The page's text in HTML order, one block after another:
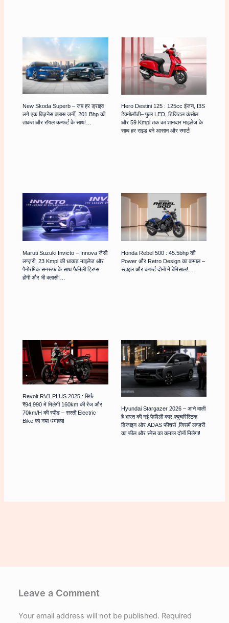
New Skoda Superb – जब हर ड्राइव
लगे एक बिज़नेस क्लास जर्नी, 201 Bhp की
ताकत और रॉयल कम्फर्ट के साथ!…
Hero Destini 125 : 125cc इंजन, I3S
टेक्नोलॉजी– फुल LED, डिजिटल कंसोल
और 59 Kmpl तक का शानदार माइलेज के
साथ हर राइड बने आसान और स्मार्ट!
Maruti Suzuki Invicto – Innova जैसी
लग्ज़री, 23 Kmpl की धाकड़ माइलेज और
पैनोरमिक सनरूफ के साथ फैमिली ट्रिप्स
होंगी और भी क्लासी!…
Honda Rebel 500 : 45.5bhp की
Power और Retro Design का कमाल –
स्टाइल और कंफर्ट दोनों में बेमिसाल!…
Revolt RV1 PLUS 2025 : सिर्फ
₹94,990 में मिलेगी 160km की रेंज और
70km/h की स्पीड – सस्ती Electric
Bike का नया धमाका!
Hyundai Stargazer 2026 – आने वाली
है भारत की नई फैमिली कार,फ्यूचरिस्टिक
डिजाइन और ADAS फीचर्स ,जिसमें लग्ज़री
का फील और स्पेस का कमाल दोनों मिलेगा!
Leave a Comment
Your email address will not be published. Required